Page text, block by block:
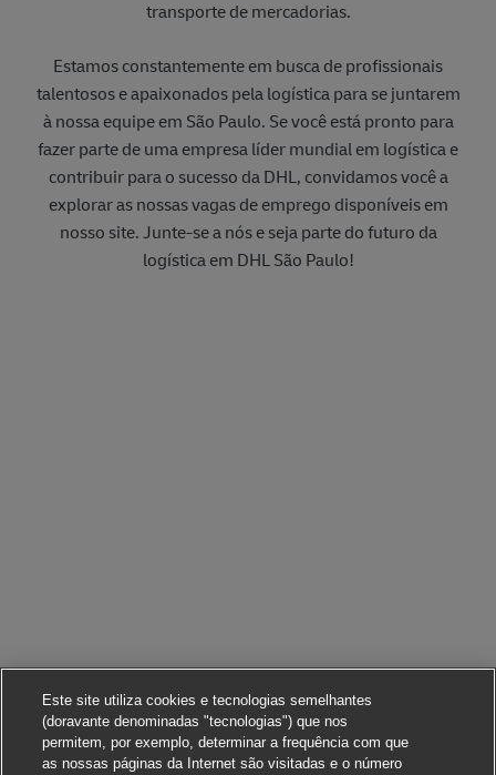
transporte de mercadorias.
Estamos constantemente em busca de profissionais
talentosos e apaixonados pela logística para se juntarem
à nossa equipe em São Paulo. Se você está pronto para
fazer parte de uma empresa líder mundial em logística e
contribuir para o sucesso da DHL, convidamos você a
explorar as nossas vagas de emprego disponíveis em
nosso site. Junte-se a nós e seja parte do futuro da
logística em DHL São Paulo!
Este site utiliza cookies e tecnologias semelhantes
(doravante denominadas "tecnologias") que nos
permitem, por exemplo, determinar a frequência com que
as nossas páginas da Internet são visitadas e o número